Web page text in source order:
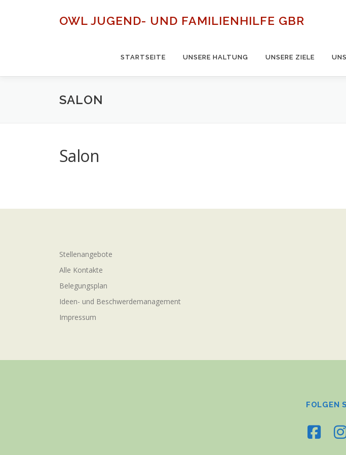
OWL JUGEND- UND FAMILIENHILFE GBR
STARTSEITE UNSERE HALTUNG UNSERE ZIELE
SALON
Salon
Stellenangebote
Alle Kontakte
Belegungsplan
Ideen- und Beschwerdemanagement
Impressum
FOLGEN